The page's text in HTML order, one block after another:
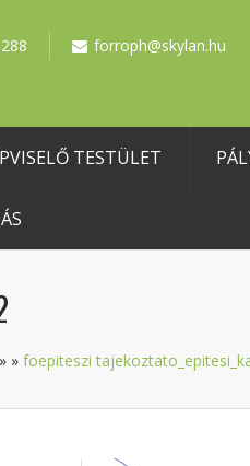
forroph@skylan.hu
TESTÜLET
» » foepiteszi